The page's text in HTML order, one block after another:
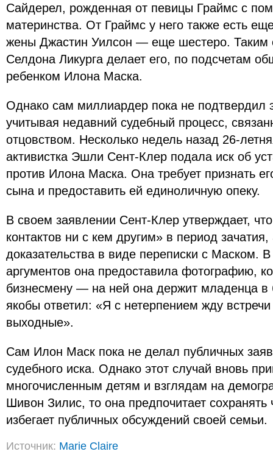
Сайдерел, рожденная от певицы Граймс с
материнства. От Граймс у него также есть
жены Джастин Уилсон — еще шестеро. Таким
Селдона Ликурга делает его, по подсчетам
ребенком Илона Маска.
Однако сам миллиардер пока не подтвердил
учитывая недавний судебный процесс,
отцовством. Несколько недель назад 26-
активистка Эшли Сент-Клер подала иск об
против Илона Маска. Она требует признать
сына и предоставить ей единоличную опеку.
В своем заявлении Сент-Клер утверждает,
контактов ни с кем другим» в период
доказательства в виде переписки с Маском. В
аргументов она предоставила фотографию,
бизнесмену — на ней она держит младенца в
якобы ответил: «Я с нетерпением жду
выходные».
Сам Илон Маск пока не делал публичных
судебного иска. Однако этот случай вновь
многочисленным детям и взглядам на
Шивон Зилис, то она предпочитает сохранять
избегает публичных обсуждений своей семьи.
Источник: Marie Claire